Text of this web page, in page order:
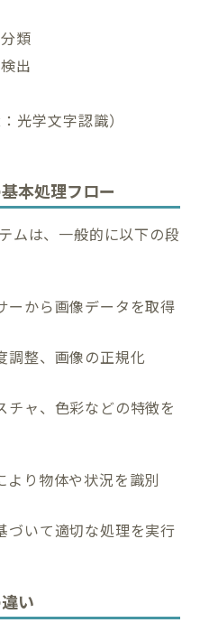
類
出
光学文字認識）
本処理フロー
ムは、一般的に以下の段
ーから画像データを取得
調整、画像の正規化
チャ、色彩などの特徴を
より物体や状況を識別
づいて適切な処理を実行
い